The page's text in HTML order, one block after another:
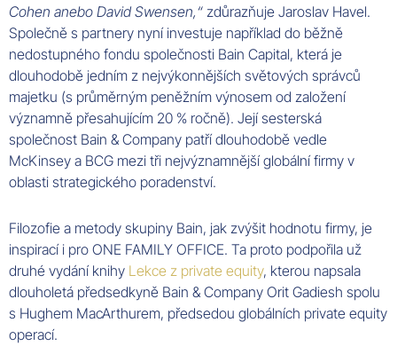
Cohen anebo David Swensen,“ zdůrazňuje Jaroslav Havel.
Společně s partnery nyní investuje například do běžně
nedostupného fondu společnosti Bain Capital, která je
dlouhodobě jedním z nejvýkonnějších světových správců
majetku (s průměrným peněžním výnosem od založení
významně přesahujícím 20 % ročně). Její sesterská
společnost Bain & Company patří dlouhodobě vedle
McKinsey a BCG mezi tři nejvýznamnější globální firmy v
oblasti strategického poradenství.
Filozofie a metody skupiny Bain, jak zvýšit hodnotu firmy, je
inspirací i pro ONE FAMILY OFFICE. Ta proto podpořila už
druhé vydání knihy Lekce z private equity, kterou napsala
dlouholetá předsedkyně Bain & Company Orit Gadiesh spolu
s Hughem MacArthurem, předsedou globálních private equity
operací.